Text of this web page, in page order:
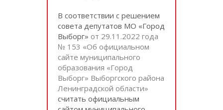
В соответствии с решением
совета депутатов МО «Город
Выборг» от 29.11.2022 года
№ 153 «Об официальном
сайте муниципального
образования «Город
Выборг» Выборгского района
Ленинградской области»
cчитать официальным